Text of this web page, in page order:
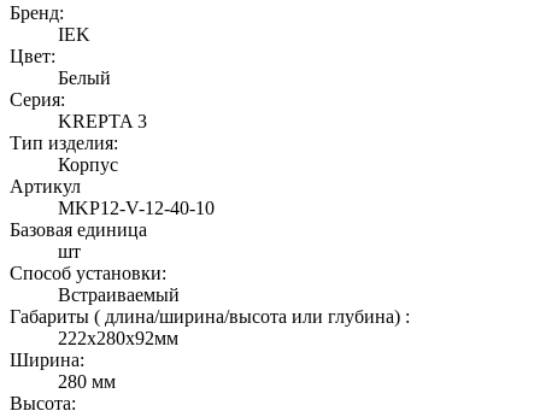
Бренд:
IEK
Цвет:
Белый
Серия:
KREPTA 3
Тип изделия:
Корпус
Артикул
MKP12-V-12-40-10
Базовая единица
шт
Способ установки:
Встраиваемый
Габариты ( длина/ширина/высота или глубина) :
222х280х92мм
Ширина:
280 мм
Высота: